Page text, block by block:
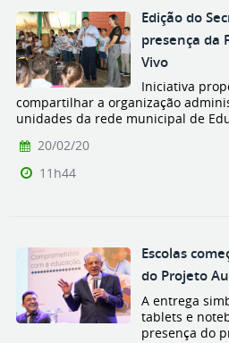
Edição do
presença da
Vivo
Iniciativa
compartilhar a organização
unidades da rede municipal de
20/02/20
11h44
Escolas
do Projeto
A entrega
tablets e
presença do